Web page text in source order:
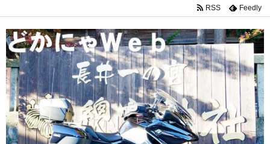
RSS Feedly